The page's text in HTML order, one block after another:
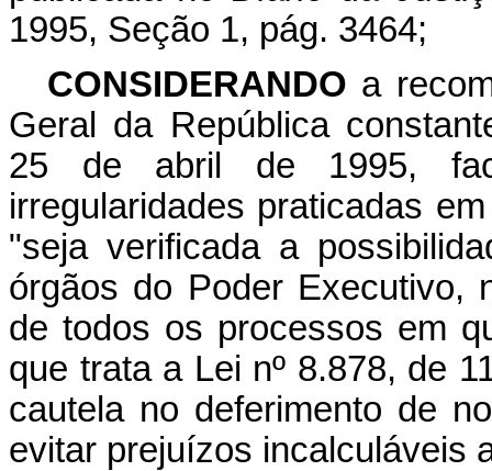
1995, Seção 1, pág. 3464;
CONSIDERANDO a
Geral da República
25 de abril de 1995,
irregularidades praticadas
"seja verificada a
órgãos do Poder Executivo,
de todos os processos em
que trata a Lei nº 8.878, de
cautela no deferimento de
evitar prejuízos incalculáveis